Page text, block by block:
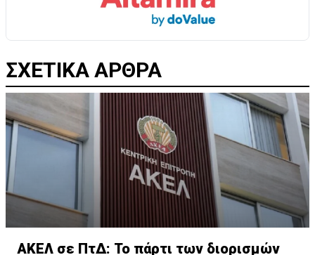
ΣΧΕΤΙΚΑ ΑΡΘΡΑ
ΑΚΕΛ σε ΠτΔ: Το πάρτι των διορισμών